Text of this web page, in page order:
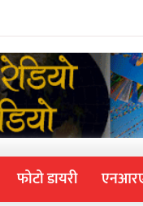
फोटो डायरी